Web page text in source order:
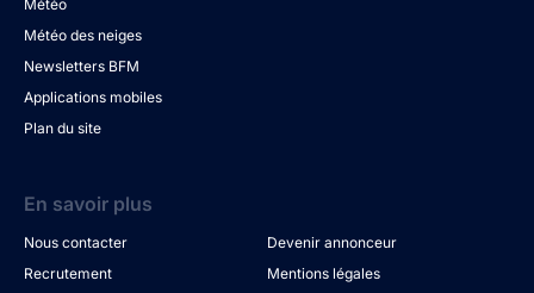
Météo
Météo des neiges
Newsletters BFM
Applications mobiles
Plan du site
En savoir plus
Nous contacter
Devenir annonceur
Recrutement
Mentions légales